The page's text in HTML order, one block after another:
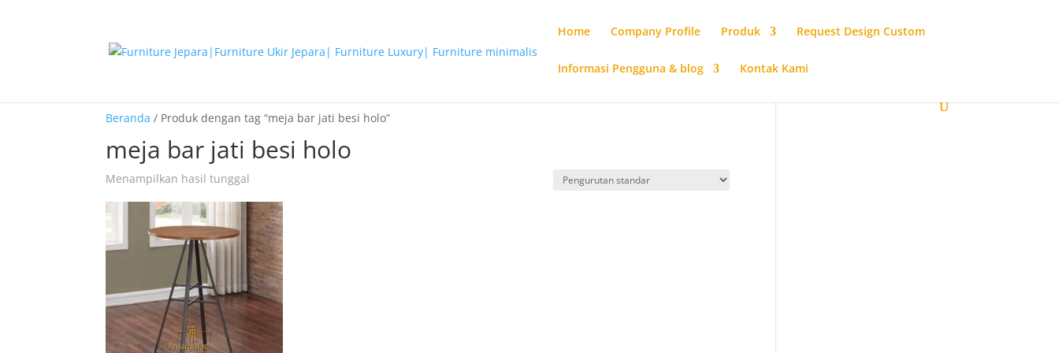
Home Company Profile Produk Request Design Custom
Informasi Pengguna & blog Kontak Kami
Beranda / Produk dengan tag “meja bar jati besi holo”
meja bar jati besi holo
Menampilkan hasil tunggal